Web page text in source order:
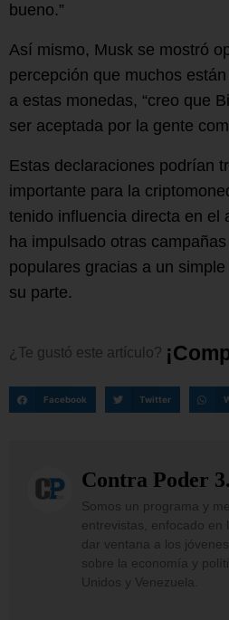
bueno.”
Así mismo, Musk se mostró
percepción que muchos
a estas monedas, “creo que
ser aceptada por la gente
Estas declaraciones podrían
importante para la
tenido influencia directa en el
ha impulsado otras
populares gracias a un
su parte.
¿Te gustó este artículo? ¡Com
Facebook Twitter
Contra Poder
Somos un programa y
entrevistas, enfocado en
dar ventana a los
sobre la economía y
Unidos y Venezuela.